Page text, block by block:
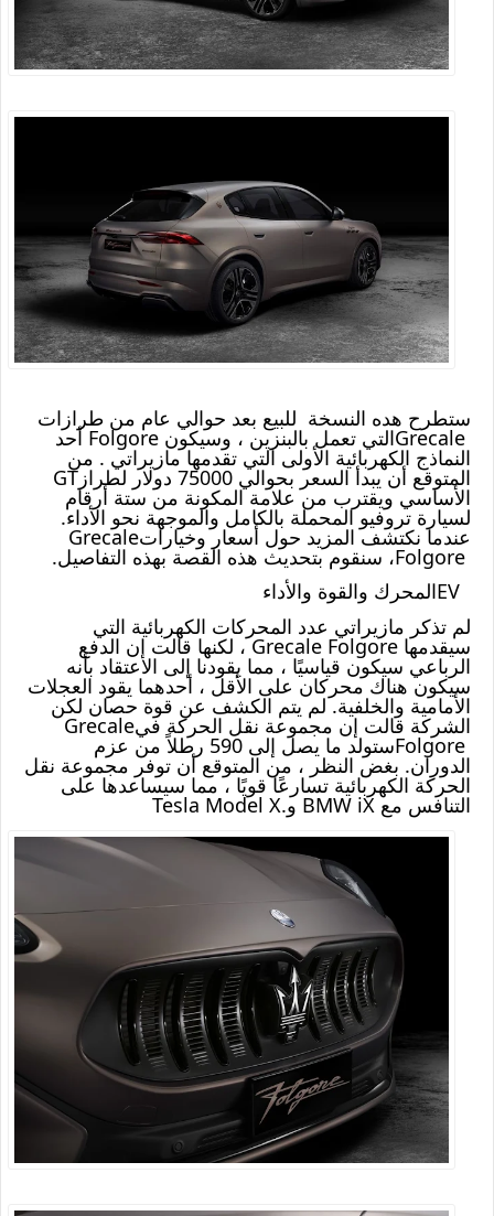
ستطرح هده النسخة للبيع بعد حوالي عام من طرازات
Grecaleالتي تعمل بالبنزين ، وسيكون Folgoreأحد
النماذج الكهربائية الأولى التي تقدمها مازيراتي . من
المتوقع أن يبدأ السعر بحوالي 75000 دولار لطراز GT
الأساسي ويقترب من علامة المكونة من ستة أرقام
لسيارة تروفيو المحملة بالكامل والموجهة نحو الأداء.
عندما نكتشف المزيد حول أسعار وخياراتGrecale
Folgore، سنقوم بتحديث هذه القصة بهذه التفاصيل.
EVالمحرك والقوة والأداء
لم تذكر مازيراتي عدد المحركات الكهربائية التي
سيقدمها Grecale Folgore، لكنها قالت إن الدفع
الرباعي سيكون قياسيًا ، مما يقودنا إلى الاعتقاد بأنه
سيكون هناك محركان على الأقل ، أحدهما يقود العجلات
الأمامية والخلفية. لم يتم الكشف عن قوة حصان لكن
الشركة قالت إن مجموعة نقل الحركة فيGrecale
Folgore ستولد ما يصل إلى 590 رطلاً من عزم
الدوران. بغض النظر ، من المتوقع أن توفر مجموعة نقل
الحركة الكهربائية تسارعًا قويًا ، مما سيساعدها على
التنافس معBMW iX وTesla Model X.